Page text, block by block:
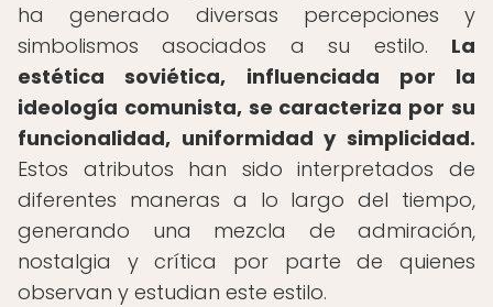
ha generado diversas percepciones y
simbolismos asociados a su estilo. La
estética soviética, influenciada por la
ideología comunista, se caracteriza por su
funcionalidad, uniformidad y simplicidad.
Estos atributos han sido interpretados de
diferentes maneras a lo largo del tiempo,
generando una mezcla de admiración,
nostalgia y crítica por parte de quienes
observan y estudian este estilo.